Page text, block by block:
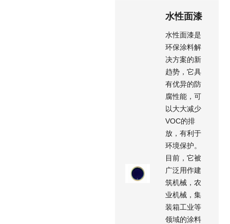
水性面漆
水性面漆是
环保涂料解
决方案的新
趋势，它具
有优异的防
腐性能，可
以大大减少
VOC的排
放，有利于
环境保护。
目前，它被
广泛用作建
筑机械，农
业机械，集
装箱工业等
领域的涂料